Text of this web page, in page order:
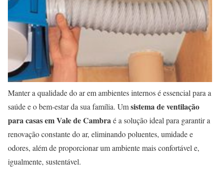
Manter a qualidade do ar em ambientes internos é essencial para a
saúde e o bem-estar da sua família. Umsistema de ventilação
para casas em Vale de Cambraé a solução ideal para garantir a
renovação constante do ar, eliminando poluentes, umidade e
odores, além de proporcionar um ambiente mais confortável e,
igualmente, sustentável.